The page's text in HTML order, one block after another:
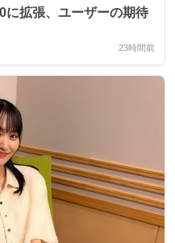
に拡張、ユーザーの期待
23時間前